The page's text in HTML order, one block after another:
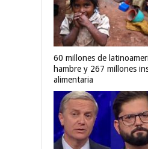
60 millones de
hambre y 267 millones
alimentaria